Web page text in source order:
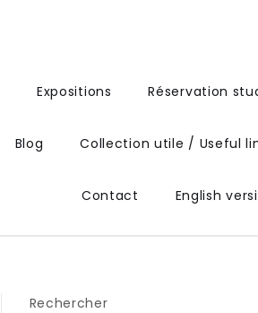
Expositions Réservation
Blog Collection utile / Useful
Contact English
Rechercher